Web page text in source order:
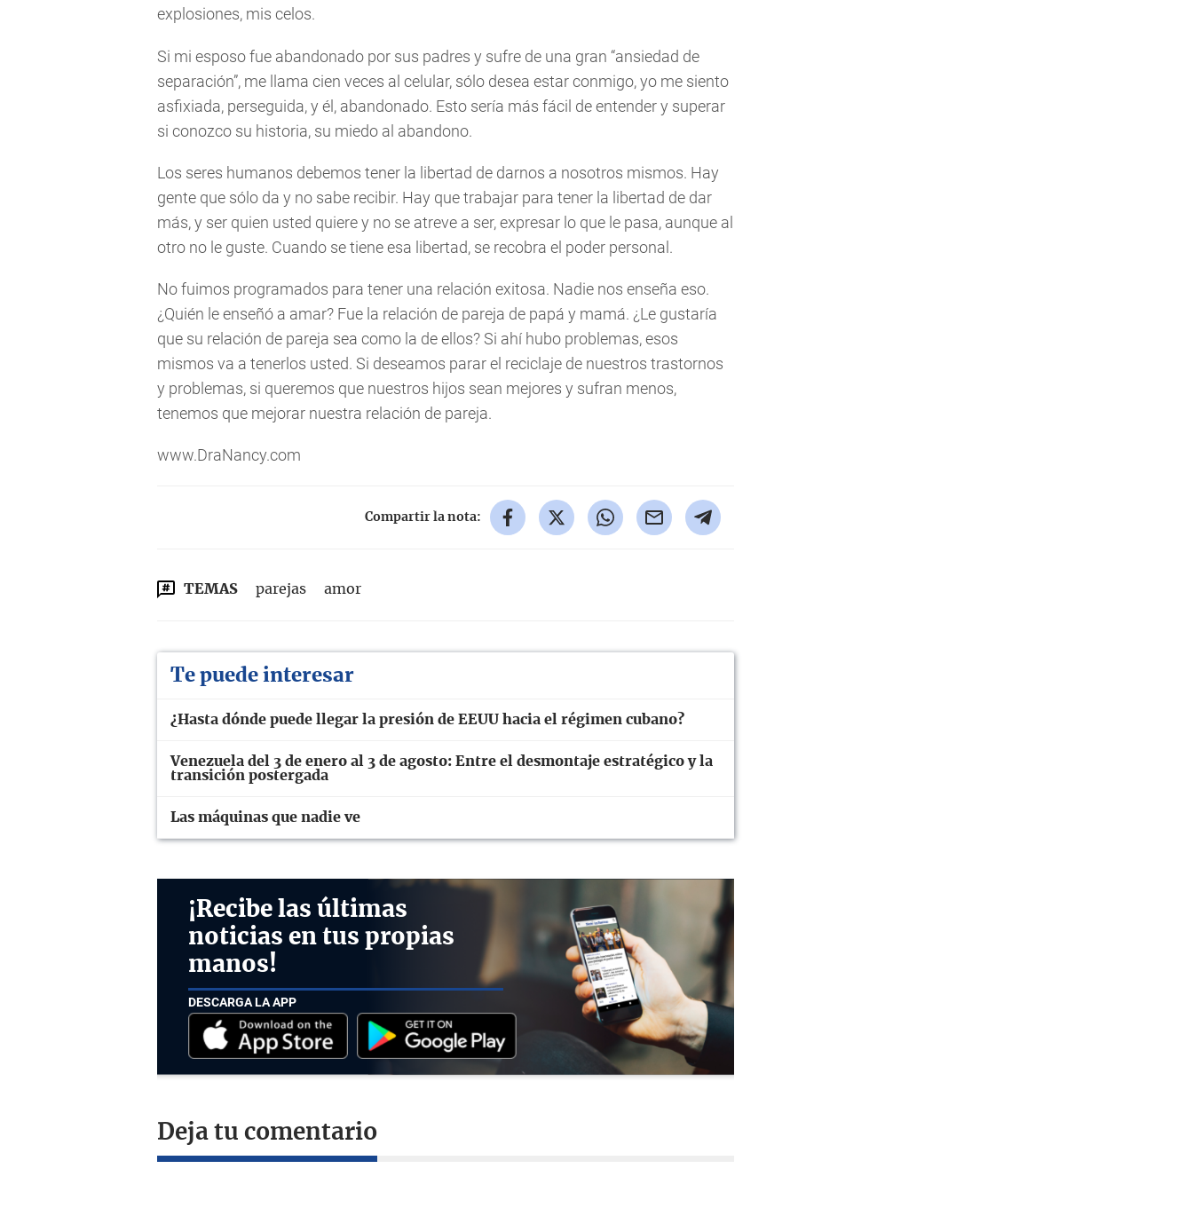
explosiones, mis celos.
Si mi esposo fue abandonado por sus padres y sufre de una gran “ansiedad de
separación”, me llama cien veces al celular, sólo desea estar conmigo, yo me siento
asfixiada, perseguida, y él, abandonado. Esto sería más fácil de entender y superar
si conozco su historia, su miedo al abandono.
Los seres humanos debemos tener la libertad de darnos a nosotros mismos. Hay
gente que sólo da y no sabe recibir. Hay que trabajar para tener la libertad de dar
más, y ser quien usted quiere y no se atreve a ser, expresar lo que le pasa, aunque al
otro no le guste. Cuando se tiene esa libertad, se recobra el poder personal.
No fuimos programados para tener una relación exitosa. Nadie nos enseña eso.
¿Quién le enseñó a amar? Fue la relación de pareja de papá y mamá. ¿Le gustaría
que su relación de pareja sea como la de ellos? Si ahí hubo problemas, esos
mismos va a tenerlos usted. Si deseamos parar el reciclaje de nuestros trastornos
y problemas, si queremos que nuestros hijos sean mejores y sufran menos,
tenemos que mejorar nuestra relación de pareja.
www.DraNancy.com
Compartir la nota:
TEMAS parejas amor
Te puede interesar
¿Hasta dónde puede llegar la presión de EEUU hacia el régimen cubano?
Venezuela del 3 de enero al 3 de agosto: Entre el desmontaje estratégico y la
transición postergada
Las máquinas que nadie ve
¡Recibe las últimas
noticias en tus propias
manos!
DESCARGA LA APP
Deja tu comentario